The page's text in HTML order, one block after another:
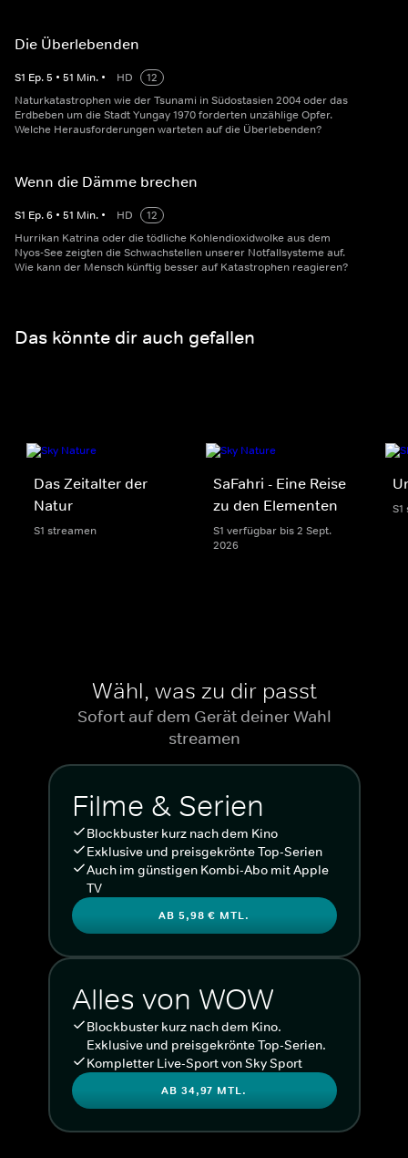
Die Überlebenden
S1 Ep.5 • 51 Min. • HD
12
Naturkatastrophen wie der Tsunami in Südostasien 2004 oder das
Erdbeben um die Stadt Yungay 1970 forderten unzählige Opfer.
Welche Herausforderungen warteten auf die Überlebenden?
Wenn die Dämme brechen
S1 Ep.6 • 51 Min. • HD
12
Hurrikan Katrina oder die tödliche Kohlendioxidwolke aus dem
Nyos-See zeigten die Schwachstellen unserer Notfallsysteme auf.
Wie kann der Mensch künftig besser auf Katastrophen reagieren?
Das könnte dir auch gefallen
Das Zeitalter der
Natur
S1 streamen
SaFahri - Eine Reise
zu den Elementen
S1 verfügbar bis 2 Sept.
2026
Wähl, was zu dir passt
Sofort auf dem Gerät deiner Wahl
streamen
Filme & Serien
Blockbuster kurz nach dem Kino
Exklusive und preisgekrönte Top-Serien
Auch im günstigen Kombi-Abo mit Apple
TV
AB 5,98 € MTL.
Alles von WOW
Blockbuster kurz nach dem Kino.
Exklusive und preisgekrönte Top-Serien.
Kompletter Live-Sport von Sky Sport
AB 34,97 MTL.